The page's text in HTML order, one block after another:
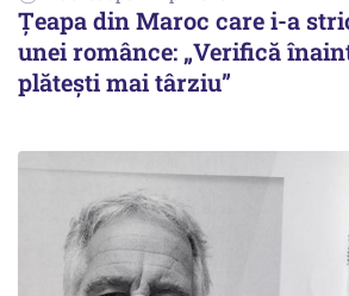
Țeapa din Maroc care i-a
unei românce: „Verifică
plătești mai târziu”